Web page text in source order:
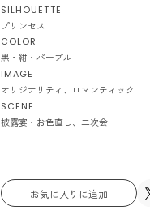
SILHOUETTE
プリンセス
COLOR
黒・紺・パープル
IMAGE
オリジナリティ ロマンティック
SCENE
披露宴・お色直し 二次会
お気に入りに追加